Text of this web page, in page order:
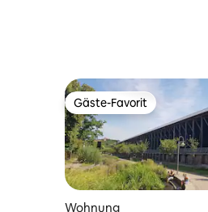
Gäste-Favorit
Gäste-Favorit
Wohnung